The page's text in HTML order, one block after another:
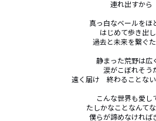
連れ出すから
真っ白なベールをほ
はじめて歩き出
過去と未来を繋ぐ
静まった荒野は広
涙がこぼれそう
遠く届け　終わることな
こんな世界も愛し
たしかなことなんて
僕らが諦めなければ